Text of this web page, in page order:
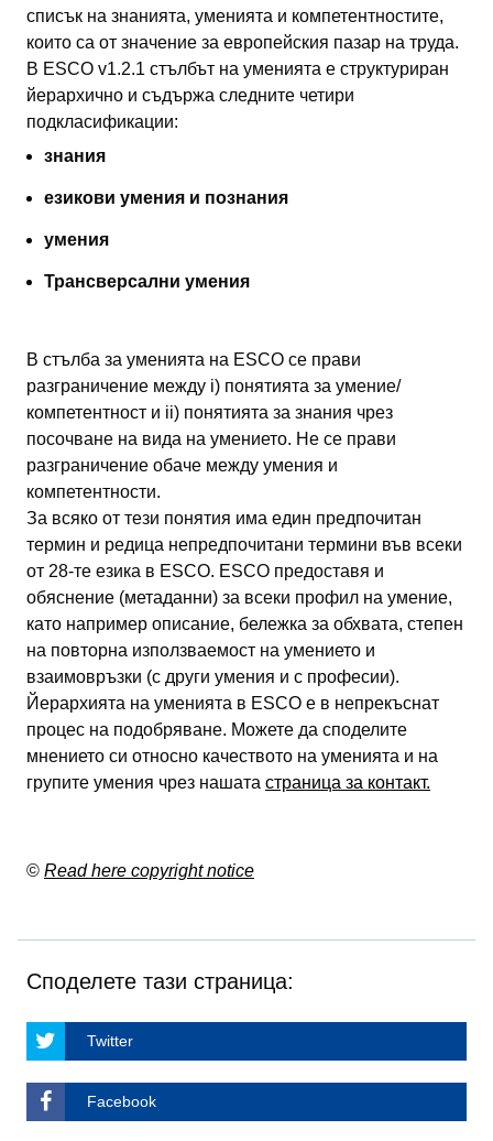
списък на знанията, уменията и компетентностите,
които са от значение за европейския пазар на труда.
В ESCO v1.2.1 стълбът на уменията е структуриран
йерархично и съдържа следните четири
подкласификации:
знания
езикови умения и познания
умения
Трансверсални умения
В стълба за уменията на ESCO се прави
разграничение между i) понятията за умение/
компетентност и ii) понятията за знания чрез
посочване на вида на умението. Не се прави
разграничение обаче между умения и
компетентности.
За всяко от тези понятия има един предпочитан
термин и редица непредпочитани термини във всеки
от 28-те езика в ESCO. ESCO предоставя и
обяснение (метаданни) за всеки профил на умение,
като например описание, бележка за обхвата, степен
на повторна използваемост на умението и
взаимовръзки (с други умения и с професии).
Йерархията на уменията в ESCO е в непрекъснат
процес на подобряване. Можете да споделите
мнението си относно качеството на уменията и на
групите умения чрез нашата страница за контакт.
© Read here copyright notice
Споделете тази страница:
Twitter
Facebook